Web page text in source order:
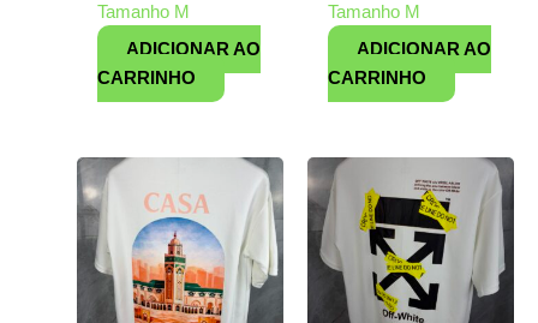
Tamanho M
ADICIONAR AO
CARRINHO
Tamanho M
ADICIONAR AO
CARRINHO